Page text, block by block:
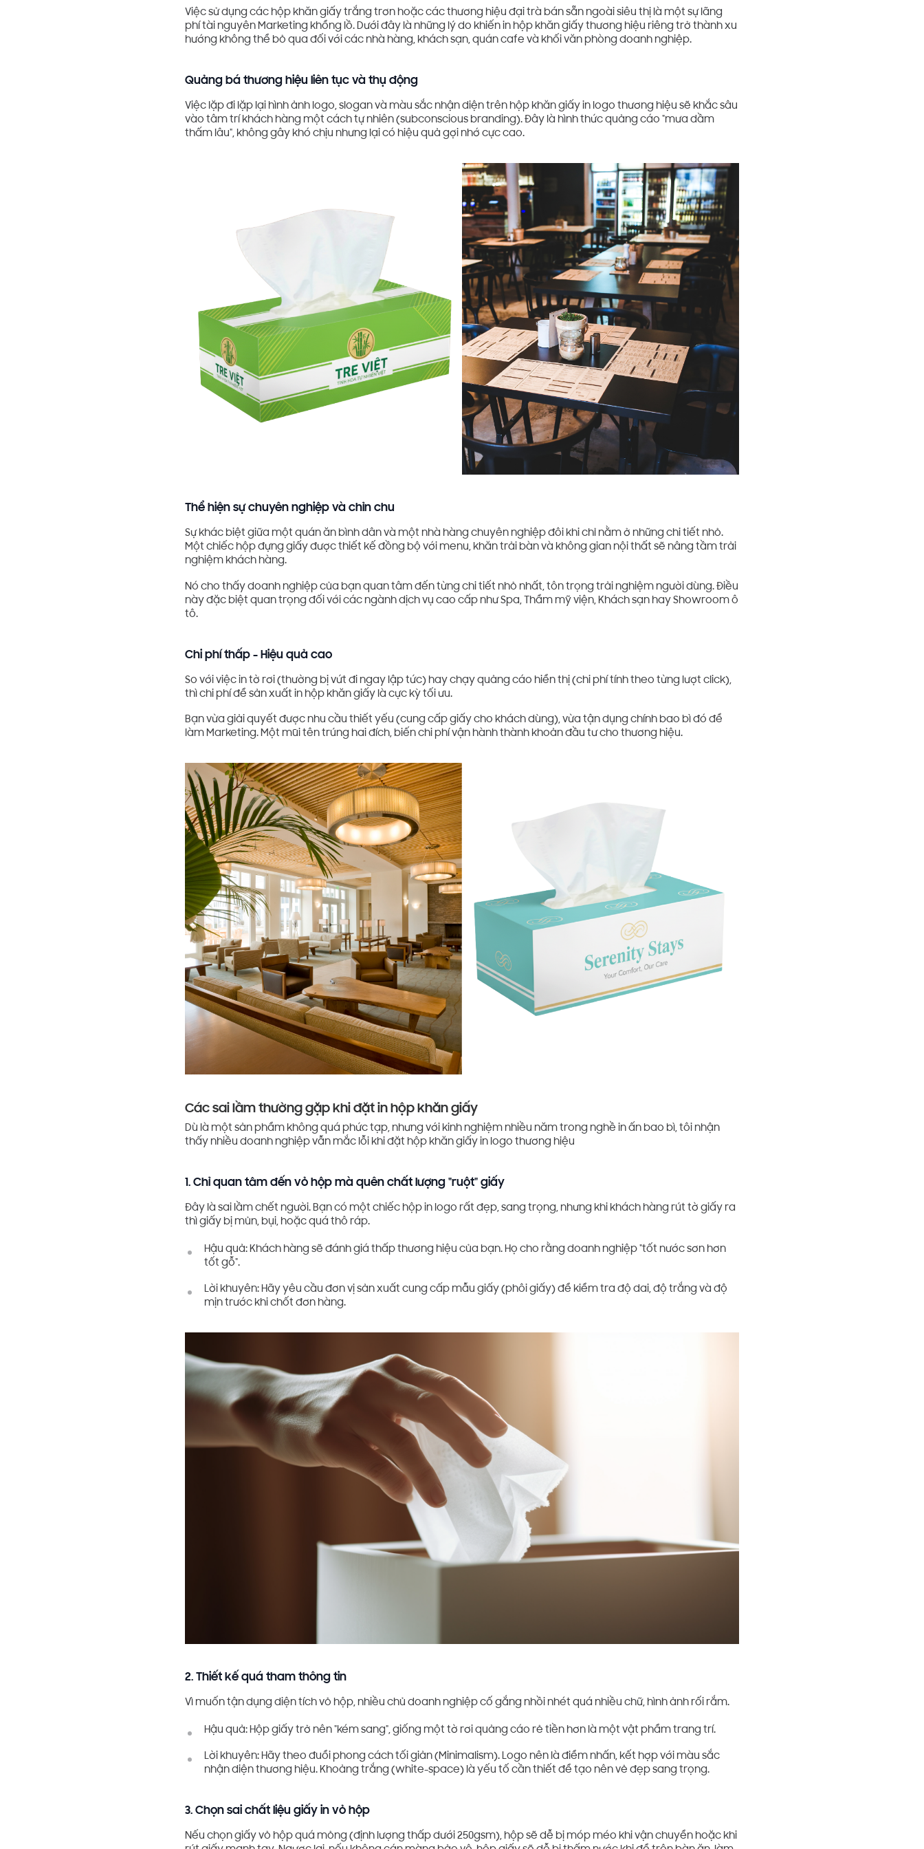
Việc sử dụng các hộp khăn giấy trắng trơn hoặc các thương hiệu đại trà bán sẵn ngoài siêu thị là một sự lãng
phí tài nguyên Marketing khổng lồ. Dưới đây là những lý do khiến in hộp khăn giấy thương hiệu riêng trở thành xu
hướng không thể bỏ qua đối với các nhà hàng, khách sạn, quán cafe và khối văn phòng doanh nghiệp.
Quảng bá thương hiệu liên tục và thụ động
Việc lặp đi lặp lại hình ảnh logo, slogan và màu sắc nhận diện trên hộp khăn giấy in logo thương hiệu sẽ khắc sâu
vào tâm trí khách hàng một cách tự nhiên (subconscious branding). Đây là hình thức quảng cáo "mưa dầm
thấm lâu", không gây khó chịu nhưng lại có hiệu quả gợi nhớ cực cao.
Thể hiện sự chuyên nghiệp và chỉn chu
Sự khác biệt giữa một quán ăn bình dân và một nhà hàng chuyên nghiệp đôi khi chỉ nằm ở những chi tiết nhỏ.
Một chiếc hộp đựng giấy được thiết kế đồng bộ với menu, khăn trải bàn và không gian nội thất sẽ nâng tầm trải
nghiệm khách hàng.
Nó cho thấy doanh nghiệp của bạn quan tâm đến từng chi tiết nhỏ nhất, tôn trọng trải nghiệm người dùng. Điều
này đặc biệt quan trọng đối với các ngành dịch vụ cao cấp như Spa, Thẩm mỹ viện, Khách sạn hay Showroom ô
tô.
Chi phí thấp - Hiệu quả cao
So với việc in tờ rơi (thường bị vứt đi ngay lập tức) hay chạy quảng cáo hiển thị (chi phí tính theo từng lượt click),
thì chi phí để sản xuất in hộp khăn giấy là cực kỳ tối ưu.
Bạn vừa giải quyết được nhu cầu thiết yếu (cung cấp giấy cho khách dùng), vừa tận dụng chính bao bì đó để
làm Marketing. Một mũi tên trúng hai đích, biến chi phí vận hành thành khoản đầu tư cho thương hiệu.
Các sai lầm thường gặp khi đặt in hộp khăn giấy
Dù là một sản phẩm không quá phức tạp, nhưng với kinh nghiệm nhiều năm trong nghề in ấn bao bì, tôi nhận
thấy nhiều doanh nghiệp vẫn mắc lỗi khi đặt hộp khăn giấy in logo thương hiệu
1. Chỉ quan tâm đến vỏ hộp mà quên chất lượng "ruột" giấy
Đây là sai lầm chết người. Bạn có một chiếc hộp in logo rất đẹp, sang trọng, nhưng khi khách hàng rút tờ giấy ra
thì giấy bị mủn, bụi, hoặc quá thô ráp.
Hậu quả: Khách hàng sẽ đánh giá thấp thương hiệu của bạn. Họ cho rằng doanh nghiệp "tốt nước sơn hơn
tốt gỗ".
Lời khuyên: Hãy yêu cầu đơn vị sản xuất cung cấp mẫu giấy (phôi giấy) để kiểm tra độ dai, độ trắng và độ
mịn trước khi chốt đơn hàng.
2. Thiết kế quá tham thông tin
Vì muốn tận dụng diện tích vỏ hộp, nhiều chủ doanh nghiệp cố gắng nhồi nhét quá nhiều chữ, hình ảnh rối rắm.
Hậu quả: Hộp giấy trở nên "kém sang", giống một tờ rơi quảng cáo rẻ tiền hơn là một vật phẩm trang trí.
Lời khuyên: Hãy theo đuổi phong cách tối giản (Minimalism). Logo nên là điểm nhấn, kết hợp với màu sắc
nhận diện thương hiệu. Khoảng trắng (white-space) là yếu tố cần thiết để tạo nên vẻ đẹp sang trọng.
3. Chọn sai chất liệu giấy in vỏ hộp
Nếu chọn giấy vỏ hộp quá mỏng (định lượng thấp dưới 250gsm), hộp sẽ dễ bị móp méo khi vận chuyển hoặc khi